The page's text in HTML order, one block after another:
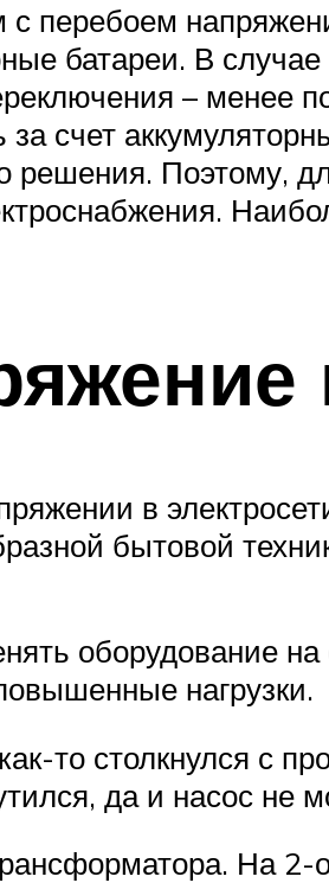
перебоем
батареи. В
– менее
счет
решения. Поэтому,
в
бытовой
оборудование
нагрузки.
то столкнулся с
да и насос не
На